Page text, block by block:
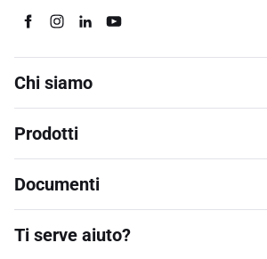
Chi siamo
Prodotti
Documenti
Ti serve aiuto?